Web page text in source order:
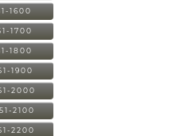
1600
1700
1800
1900
2000
2100
2200